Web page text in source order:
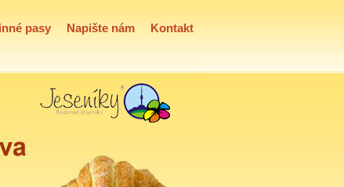
pasy Napište nám Kontakt